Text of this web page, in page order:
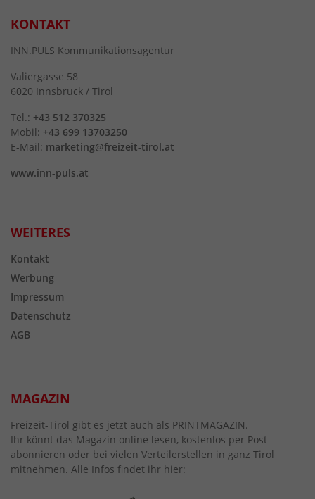
KONTAKT
INN.PULS Kommunikationsagentur
Valiergasse 58
6020 Innsbruck / Tirol
Tel.: +43 512 370325
Mobil: +43 699 13703250
E-Mail: marketing@freizeit-tirol.at
www.inn-puls.at
WEITERES
Kontakt
Werbung
Impressum
Datenschutz
AGB
MAGAZIN
Freizeit-Tirol gibt es jetzt auch als PRINTMAGAZIN.
Ihr könnt das Magazin online lesen, kostenlos per Post
abonnieren oder bei vielen Verteilerstellen in ganz Tirol
mitnehmen. Alle Infos findet ihr hier: